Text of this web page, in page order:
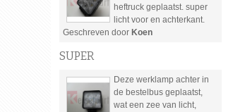
heftruck geplaatst. super
licht voor en achterkant.
Geschreven door Koen
SUPER
Deze werklamp achter in
de bestelbus geplaatst,
wat een zee van licht,